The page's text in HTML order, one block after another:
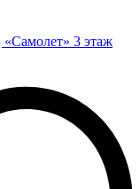
3 этаж